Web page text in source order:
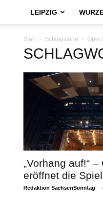
LEIPZIG
Start Schlagworte Oper
„Vorhang auf!“
eröffnet die
Redaktion SachsenSonntag -